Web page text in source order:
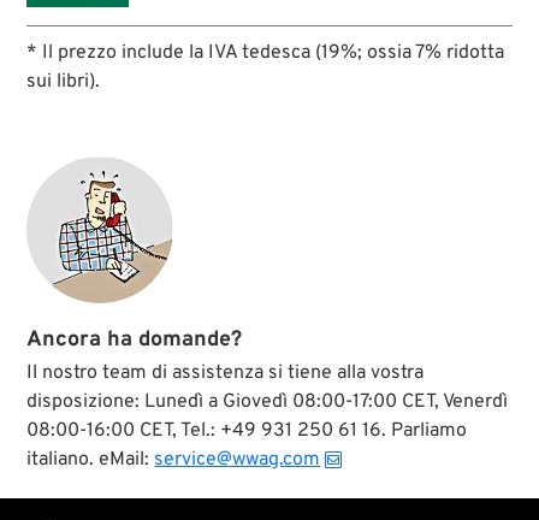
* Il prezzo include la IVA tedesca (19%; ossia 7% ridotta
sui libri).
Ancora ha domande?
Il nostro team di assistenza si tiene alla vostra
disposizione: Lunedì a Giovedì 08:00-17:00 CET, Venerdì
08:00-16:00 CET, Tel.: +49 931 250 61 16. Parliamo
italiano. eMail: service@wwag.com